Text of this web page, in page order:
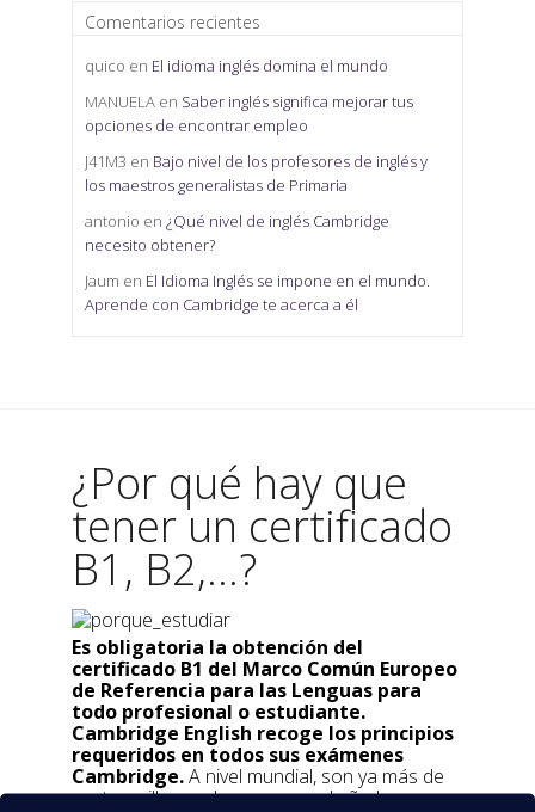
Comentarios recientes
quico en El idioma inglés domina el mundo
MANUELA en Saber inglés significa mejorar tus
opciones de encontrar empleo
J41M3 en Bajo nivel de los profesores de inglés y
los maestros generalistas de Primaria
antonio en ¿Qué nivel de inglés Cambridge
necesito obtener?
Jaum en El Idioma Inglés se impone en el mundo.
Aprende con Cambridge te acerca a él
¿Por qué hay que
tener un certificado
B1, B2,...?
Es obligatoria la obtención del
certificado B1 del Marco Común Europeo
de Referencia para las Lenguas para
todo profesional o estudiante.
Cambridge English recoge los principios
requeridos en todos sus exámenes
Cambridge.A nivel mundial, son ya más de
cuatro millones de personas al año las que